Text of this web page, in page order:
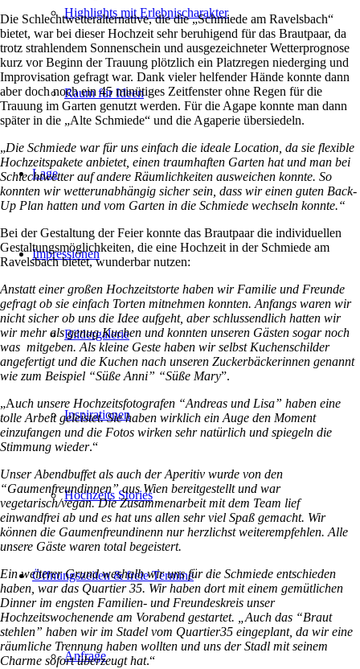
Highlights mit Erlebnischarakter
Raum für Ideen
Lage
Impressionen
Bildergalerie
Inspirationen
Hochzeits Stories
Öffnungszeiten & freie Termine
Anfrage
Die Schlechtwetteralternative, die die „Schmiede am Ravelsbach“
bietet, war bei dieser Hochzeit sehr beruhigend für das Brautpaar, da
trotz strahlendem Sonnenschein und ausgezeichneter Wetterprognose
kurz vor Beginn der Trauung plötzlich ein Platzregen niederging und
Improvisation gefragt war. Dank vieler helfender Hände konnte dann
aber doch noch ein 45 minütiges Zeitfenster ohne Regen für die
Trauung im Garten genutzt werden. Für die Agape konnte man dann
später in die „Alte Schmiede“ und die Agaperie übersiedeln.
„Die Schmiede war für uns einfach die ideale Location, da sie flexible
Hochzeitspakete anbietet, einen traumhaften Garten hat und man bei
Schlechtwetter auf andere Räumlichkeiten ausweichen konnte. So
konnten wir wetterunabhängig sicher sein, dass wir einen guten Back-
Up Plan hatten und vom Garten in die Schmiede wechseln konnte.“
Bei der Gestaltung der Feier konnte das Brautpaar die individuellen
Gestaltungsmöglichkeiten, die eine Hochzeit in der Schmiede am
Ravelsbach bietet, wunderbar nutzen:
Anstatt einer großen Hochzeitstorte haben wir Familie und Freunde
gefragt ob sie einfach Torten mitnehmen konnten. Anfangs waren wir
nicht sicher ob uns die Idee aufgeht, aber schlussendlich hatten wir
wir mehr als genug Kuchen und konnten unseren Gästen sogar noch
was mitgeben. Als kleine Geste haben wir selbst Kuchenschilder
angefertigt und die Kuchen nach unseren Zuckerbäckerinnen genannt
wie zum Beispiel “Süße Anni” “Süße Mary”.
„Auch unsere Hochzeitsfotografen “Andreas und Lisa” haben eine
tolle Arbeit geleistet. Sie haben wirklich ein Auge den Moment
einzufangen und die Fotos wirken sehr natürlich und spiegeln die
Stimmung wieder.“
Unser Abendbuffet als auch der Aperitiv wurde von den
“Gaumenfreundinnen” aus Wien bereitgestellt und war
vegetarisch/vegan. Die Zusammenarbeit mit dem Team lief
einwandfrei ab und es hat uns allen sehr viel Spaß gemacht. Wir
können die Gaumenfreundinenn nur herzlichst weiterempfehlen. Alle
unsere Gäste waren total begeistert.
Ein weiterer Grund weshalb wir uns für die Schmiede entschieden
haben, war das Quartier 35. Wir haben dort mit einem gemütlichen
Dinner im engsten Familien- und Freundeskreis unser
Hochzeitswochenende am Vorabend gestartet. „Auch das “Braut
stehlen” haben wir im Stadel vom Quartier35 eingeplant, da wir eine
räumliche Trennung haben wollten und uns der Stadl mit seinem
Charme sofort überzeugt hat.“